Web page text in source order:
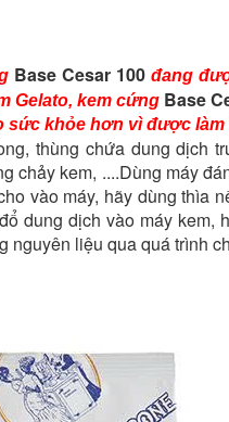
Base Cesar 100 đang
Gelato, kem cứng Base
sức khỏe hơn vì được
thùng chứa dung dịch
chảy kem, ....Dùng máy
vào máy, hãy dùng thìa
dung dịch vào máy
nguyên liệu qua quá trình